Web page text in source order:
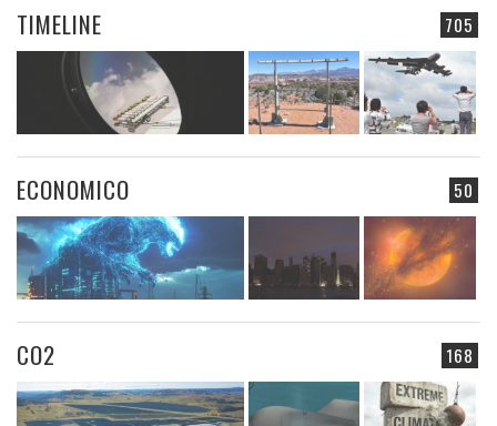
705
TIMELINE
50
ECONOMICO
168
CO2